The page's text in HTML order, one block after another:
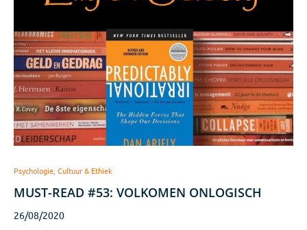
Psychologie, Cultuur & Ethiek
MUST-READ #53: VOLKOMEN ONLOGISCH
26/08/2020